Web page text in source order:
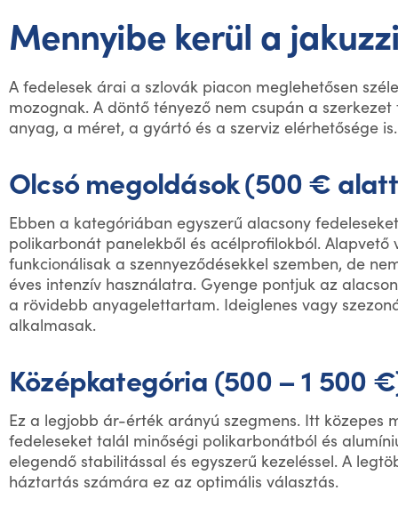
Mennyibe kerül a
A fedelesek árai a szlovák piacon meglehetősen
mozognak. A döntő tényező nem csupán a
anyag, a méret, a gyártó és a szerviz elérhetősége is.
Olcsó megoldások (500 €
Ebben a kategóriában egyszerű alacsony
polikarbonát panelekből és acélprofilokból. Alapvető
funkcionálisak a szennyeződésekkel szemben, de
éves intenzív használatra. Gyenge pontjuk az
a rövidebb anyagelettartam. Ideiglenes vagy
alkalmasak.
Középkategória (500 – 1 500
Ez a legjobb ár-érték arányú szegmens. Itt közepes
fedeleseket talál minőségi polikarbonátból és
elegendő stabilitással és egyszerű kezeléssel. A
háztartás számára ez az optimális választás.